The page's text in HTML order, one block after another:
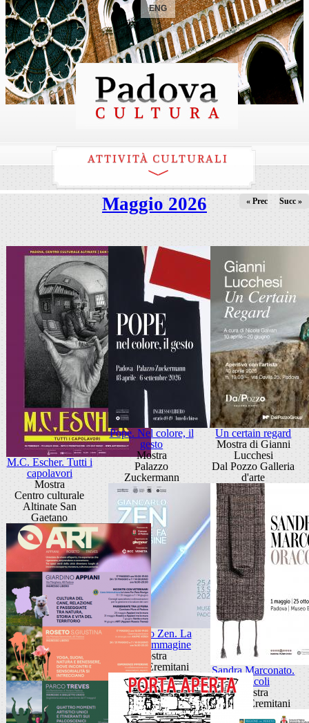
ENG
ATTIVITÀ CULTURALI
Maggio 2026 « Prec Succ »
M.C. Escher. Tutti i
capolavori
Mostra
Centro culturale
Altinate San
Gaetano
Pope. Nel colore, il
gesto
Mostra
Palazzo
Zuckermann
Un certain regard
Mostra di Gianni
Lucchesi
Dal Pozzo Galleria
d'arte
Giancarlo Zen. La
luce fa l'immagine
Mostra
Museo Eremitani
Sandra Marconato.
Oracoli
Mostra
Museo Eremitani